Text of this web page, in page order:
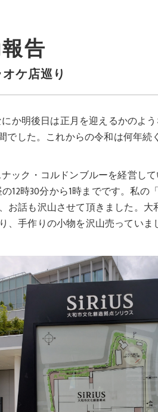
ケ店巡り
告
か明後日は正月を迎えるかのよ
でした。これからの令和は何年続
ック・コルドンブルーを経営し
12時30分から1時までです。私の
話も沢山させて頂きました。大
手作りの小物を沢山売っていま